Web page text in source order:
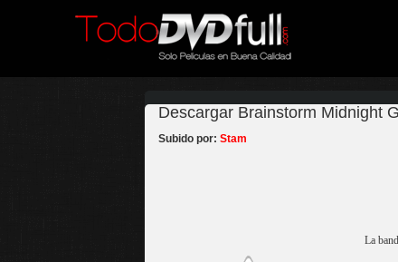
Descargar Brainstorm Midnight
Subido por: Stam
La